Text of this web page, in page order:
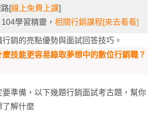
[線上免費上課]
104學習精靈， 相關行銷課程[來去看看]
銷的亮點優勢與面試回答技巧。
麼技能更容易錄取夢想中的數位行銷職？
要準備，以下幾題行銷面試考古題，幫你
了解什麼